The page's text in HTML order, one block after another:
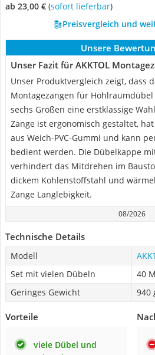
ab 23,00 € ( Sofort lieferbar)
Preisvergleich und
Unsere
Unser Fazit für AKKTOL
Unser Produktvergleich zeigt, dass
Montagezangen für
sechs Größen eine erstklassige
Zange ist ergonomisch gestaltet,
aus Weich-PVC-Gummi und kann
bedient werden. Die Dübelkappe
verhindert das Mitdrehen im
dickem Kohlenstoffstahl und
Zange Langlebigkeit.
08/2026
Technische Details
Modell
Set mit vielen Dübeln
40
Geringes Gewicht
940
Vorteile
viele Dübel und